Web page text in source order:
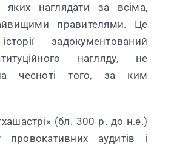
яких наглядати за всіма,
правителями. Це
задокументований
нагляду, не
чесноті того, за ким
(бл. 300 р. до н.е.)
провокативних аудитів і